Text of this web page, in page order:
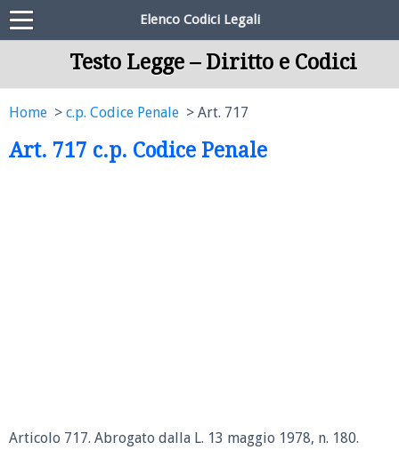
Elenco Codici Legali
Testo Legge – Diritto e Codici
Home c.p. Codice Penale Art. 717
Art. 717 c.p. Codice Penale
Articolo 717. Abrogato dalla L. 13 maggio 1978, n. 180.